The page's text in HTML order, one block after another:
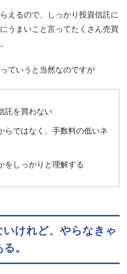
えるので、しっかり投資信託に
うまいこと言ってたくさん売買
ていうと当然なのですが
託を買わない
らではなく、手数料の低いネ
をしっかりと理解する
けれど、やらなきゃ
。